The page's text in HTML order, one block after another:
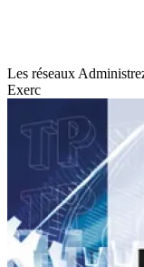
Les réseaux
Exerc